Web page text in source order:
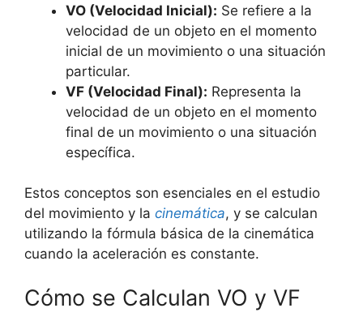
VO (Velocidad Inicial): Se refiere a la
velocidad de un objeto en el momento
inicial de un movimiento o una situación
particular.
VF (Velocidad Final): Representa la
velocidad de un objeto en el momento
final de un movimiento o una situación
específica.
Estos conceptos son esenciales en el estudio
del movimiento y la cinemática, y se calculan
utilizando la fórmula básica de la cinemática
cuando la aceleración es constante.
Cómo se Calculan VO y VF